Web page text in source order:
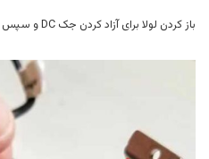
باز کردن لولا برای آزاد کردن جک DC و سپس بلند کردن جک DC از محل خود.